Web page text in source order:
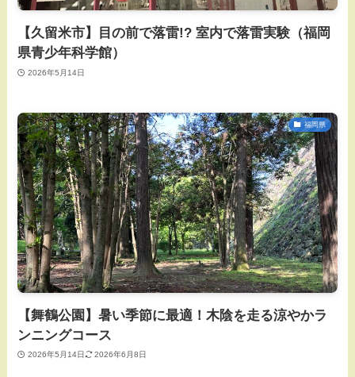
【久留米市】目の前で落雷!? 室内で落雷実験（福岡
県青少年科学館）
2026年5月14日
福岡県
【舞鶴公園】暑い季節に最適！木陰を走る涼やかラ
ンニングコース
2026年5月14日 2026年6月8日